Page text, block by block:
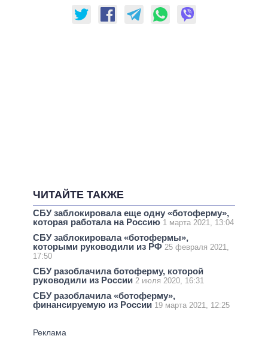
ЧИТАЙТЕ ТАКЖЕ
СБУ заблокировала еще одну «ботоферму»,
которая работала на Россию 1 марта 2021, 13:04
СБУ заблокировала «ботофермы»,
которыми руководили из РФ 25 февраля 2021,
17:50
СБУ разоблачила ботоферму, которой
руководили из России 2 июля 2020, 16:31
СБУ разоблачила «ботоферму»,
финансируемую из России 19 марта 2021, 12:25